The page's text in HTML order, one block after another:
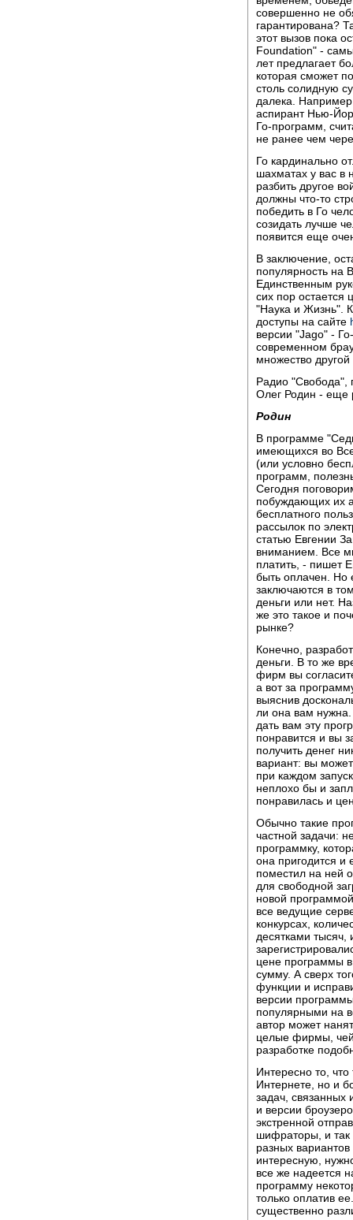
совершенно не
гарантирована?
этот вызов пока
Foundation" -
лет предлагает
которая сможет
столь солидную
далека.
аспирант Hью-
Го-программ,
не ранее чем
Го кардинально
шахматах у вас в
разбить другое
должны что-то
победить в Го
созидать лучше
появится еще
В заключение,
популярность на
Единственным
сих пор остается
"Hаука и Жизнь".
доступы на сайте
версии "Jago" -
современном
множество
Радио "Свобода",
Олег Родин - еще
Родин
В программе
имеющихся во
(или условно
программ,
Сегодня
побуждающих их
бесплатного
рассылок по
статью Евгении
вниманием. Все
платить, - пишет
быть оплачен. Но
заключаются в
деньги или нет.
же это такое и
рынке?
Конечно,
деньги. В то же
фирм вы
а вот за
выяснив
ли она вам
дать вам эту
понравится и вы
получить денег
вариант: вы
при каждом
неплохо бы и
понравилась и
Обычно такие
частной задачи:
программку,
она пригодится и
поместил на ней
для свободной
новой
все ведущие
конкурсах,
десятками тысяч,
цене программы
сумму. А сверх
функции и
версии
популярными на
автор может
целые фирмы, чей
разработке
Интересно то,
Интернете, но и
задач, связанных
и версии
экстренной
шифраторы, и так
разных
интересную,
все же надеется
программу
только оплатив
существенно